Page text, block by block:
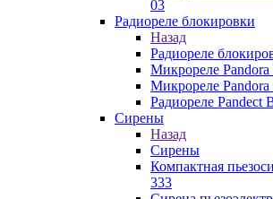
03
Радиореле блокировки
Назад
Радиореле
Микрореле Pandora
Микрореле Pandora
Радиореле Pandect
Сирены
Назад
Сирены
Компактная
333